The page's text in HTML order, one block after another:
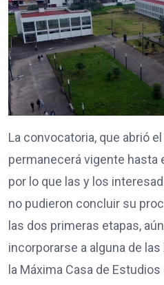
La convocatoria, que abrió
permanecerá vigente hasta
por lo que las y los
no pudieron concluir su
las dos primeras etapas,
incorporarse a alguna de
la Máxima Casa de